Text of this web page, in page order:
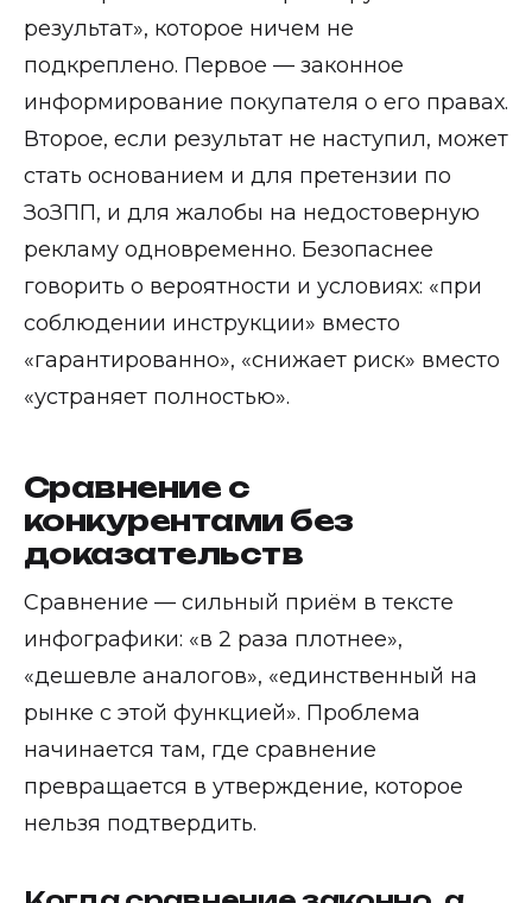
результат», которое ничем не
подкреплено. Первое — законное
информирование покупателя о его правах.
Второе, если результат не наступил, может
стать основанием и для претензии по
ЗоЗПП, и для жалобы на недостоверную
рекламу одновременно. Безопаснее
говорить о вероятности и условиях: «при
соблюдении инструкции» вместо
«гарантированно», «снижает риск» вместо
«устраняет полностью».
Сравнение с
конкурентами без
доказательств
Сравнение — сильный приём в тексте
инфографики: «в 2 раза плотнее»,
«дешевле аналогов», «единственный на
рынке с этой функцией». Проблема
начинается там, где сравнение
превращается в утверждение, которое
нельзя подтвердить.